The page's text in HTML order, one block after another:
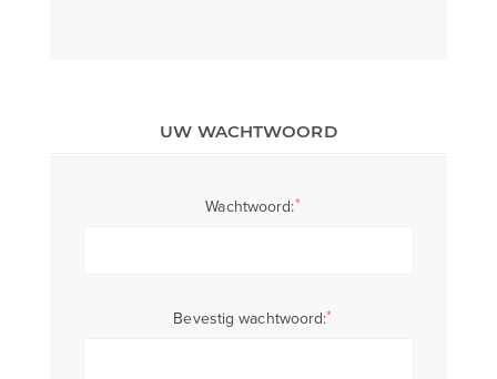
UW WACHTWOORD
Wachtwoord:*
Bevestig wachtwoord:*